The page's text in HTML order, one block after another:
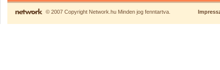
© 2007 Copyright Network.hu Minden jog fenntartva.